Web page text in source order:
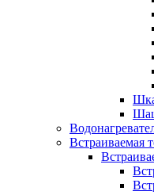
Встраиваемая